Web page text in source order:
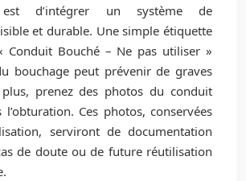
est d’intégrer un système de
et durable. Une simple étiquette
Conduit Bouché – Ne pas utiliser »
bouchage peut prévenir de graves
prenez des photos du conduit
Ces photos, conservées
serviront de documentation
de doute ou de future réutilisation